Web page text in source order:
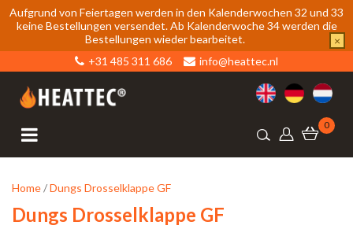
Aufgrund von Feiertagen werden in den Kalenderwochen 32 und 33
keine Bestellungen versendet. Ab Kalenderwoche 34 werden die
Bestellungen wieder bearbeitet.
×
+31 485 311 686
info@heattec.nl
0
Home/Dungs Drosselklappe GF
Dungs Drosselklappe GF